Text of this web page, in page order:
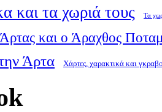
και τα χωριά τους Τα
και ο Άραχθος
Άρτα Χάρτες, χαρακτικά και